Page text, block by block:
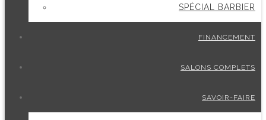
SPÉCIAL BARBIER
FINANCEMENT
SALONS COMPLETS
SAVOIR-FAIRE